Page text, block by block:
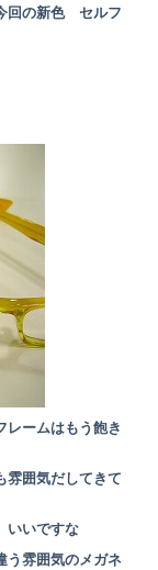
回の新色 セルフ
ームはもう飽き
囲気だしてきて
いいですな
雰囲気のメガネ